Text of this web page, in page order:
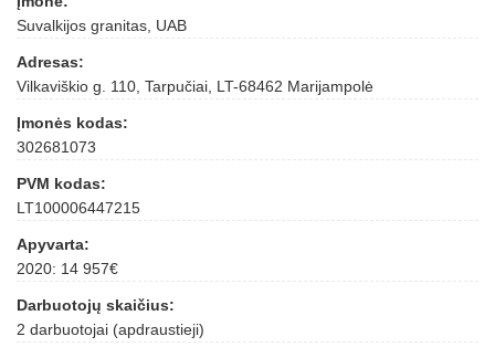
Suvalkijos granitas, UAB
Adresas:
Vilkaviškio g. 110, Tarpučiai, LT-68462 Marijampolė
Įmonės kodas:
302681073
PVM kodas:
LT100006447215
Apyvarta:
2020: 14 957€
Darbuotojų skaičius:
2 darbuotojai (apdraustieji)